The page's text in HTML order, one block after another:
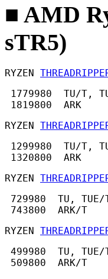
■ AMD
sTR5)
RYZEN
1779980  TU/T,
1819800  ARK
RYZEN
1299980  TU/T,
1320800  ARK
RYZEN
729980  TU, TUE/
743800  ARK/T
RYZEN
499980  TU, TUE/
509800  ARK/T